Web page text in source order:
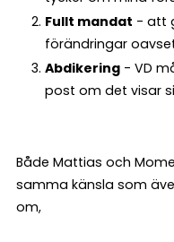
Fullt mandat - att
förändringar
Abdikering- VD
post om det visar
Både Mattias och
samma känsla som
om,